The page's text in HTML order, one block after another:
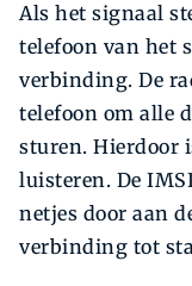
Als het signaal
telefoon van het
verbinding. De
telefoon om alle
sturen. Hierdoor
luisteren. De
netjes door aan
verbinding tot